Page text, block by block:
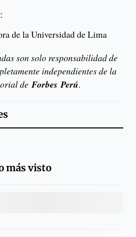
de la Universidad de Lima
son solo responsabilidad de
independientes de la
deForbes Perú.
más visto